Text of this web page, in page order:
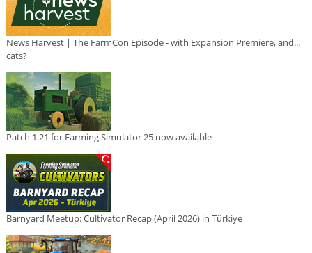
News Harvest | The FarmCon Episode - with Expansion Premiere, and...
cats?
Patch 1.21 for Farming Simulator 25 now available
Barnyard Meetup: Cultivator Recap (April 2026) in Türkiye